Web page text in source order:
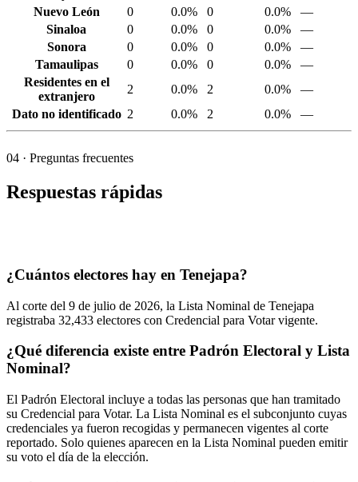
Nuevo León
0 0.0% 0 0.0%
—
Sinaloa
0 0.0% 0 0.0%
—
Sonora
0 0.0% 0 0.0%
—
Tamaulipas
0 0.0% 0 0.0%
—
Residentes en el
extranjero
2 0.0% 2 0.0%
—
Dato no identificado 2 0.0% 2 0.0% —
04 · Preguntas frecuentes
Respuestas rápidas
¿Cuántos electores hay en Tenejapa?
Al corte del 9 de julio de 2026, la Lista Nominal de Tenejapa
registraba 32,433 electores con Credencial para Votar vigente.
¿Qué diferencia existe entre Padrón Electoral y Lista
Nominal?
El Padrón Electoral incluye a todas las personas que han tramitado
su Credencial para Votar. La Lista Nominal es el subconjunto cuyas
credenciales ya fueron recogidas y permanecen vigentes al corte
reportado. Solo quienes aparecen en la Lista Nominal pueden emitir
su voto el día de la elección.